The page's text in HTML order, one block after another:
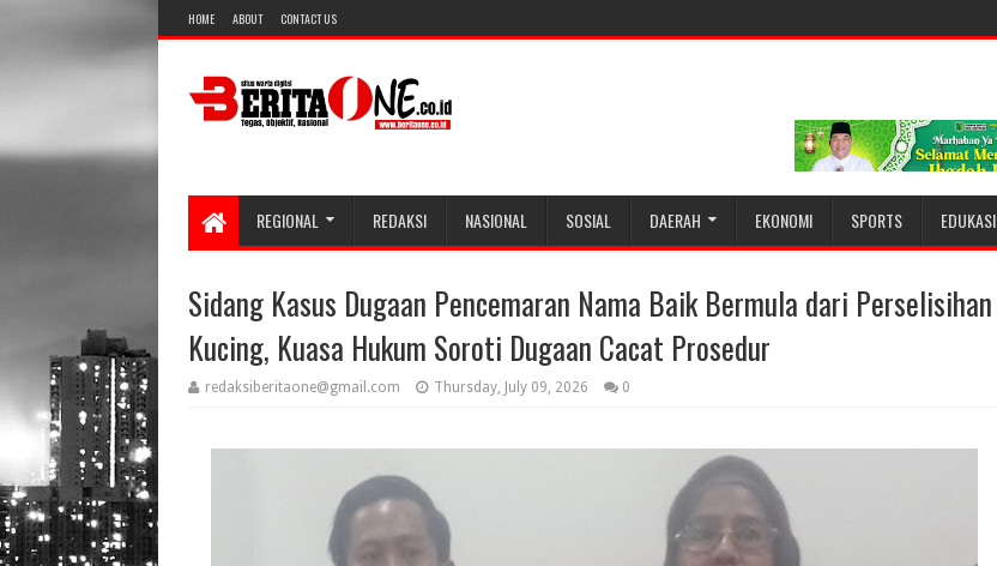
HOME ABOUT CONTACT US
REGIONAL REDAKSI NASIONAL SOSIAL DAERAH EKONOMI SPORTS EDUKASI
Sidang Kasus Dugaan Pencemaran Nama Baik Bermula dari Perselisihan
Kucing, Kuasa Hukum Soroti Dugaan Cacat Prosedur
redaksiberitaone@gmail.com Thursday, July 09, 2026 0